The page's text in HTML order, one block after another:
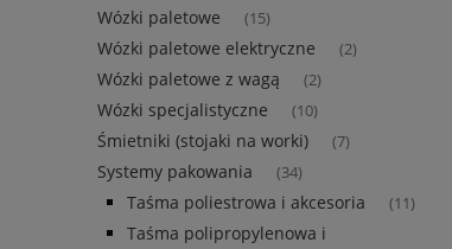
Wózki paletowe (15)
Wózki paletowe elektryczne (2)
Wózki paletowe z wagą (2)
Wózki specjalistyczne (10)
Śmietniki (stojaki na worki) (7)
Systemy pakowania (34)
Taśma poliestrowa i akcesoria (11)
Taśma polipropylenowa i